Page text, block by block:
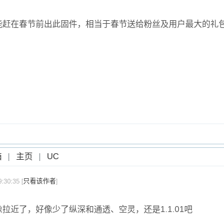
在春节前出此固件，相当于春节送给粉丝及用户最大的
| 主页 | UC
[只看该作者]
近了，好像少了纵深和通透、空灵，还是1.1.01吧